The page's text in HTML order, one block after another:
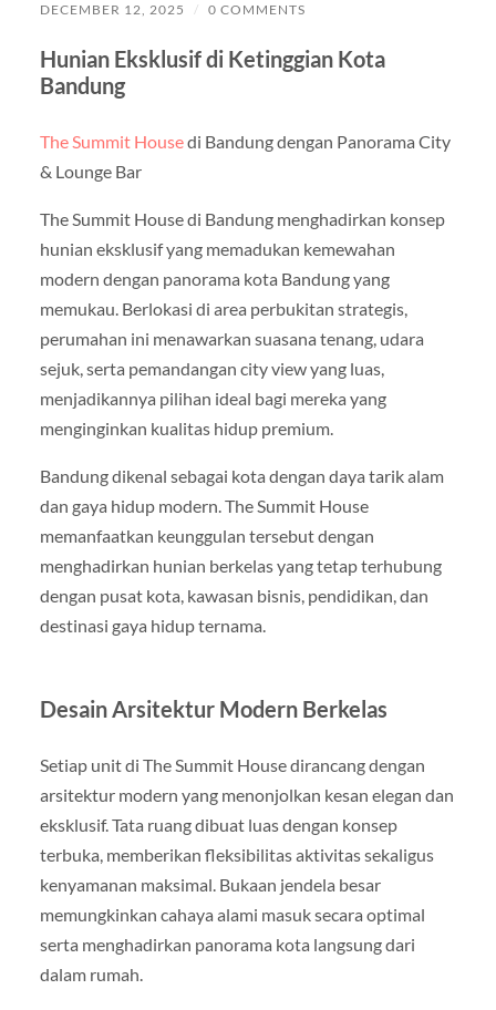
DECEMBER 12, 2025 / 0 COMMENTS
Hunian Eksklusif di Ketinggian Kota
Bandung
The Summit Housedi Bandung dengan Panorama City
& Lounge Bar
The Summit House di Bandung menghadirkan konsep
hunian eksklusif yang memadukan kemewahan
modern dengan panorama kota Bandung yang
memukau. Berlokasi di area perbukitan strategis,
perumahan ini menawarkan suasana tenang, udara
sejuk, serta pemandangan city view yang luas,
menjadikannya pilihan ideal bagi mereka yang
menginginkan kualitas hidup premium.
Bandung dikenal sebagai kota dengan daya tarik alam
dan gaya hidup modern. The Summit House
memanfaatkan keunggulan tersebut dengan
menghadirkan hunian berkelas yang tetap terhubung
dengan pusat kota, kawasan bisnis, pendidikan, dan
destinasi gaya hidup ternama.
Desain Arsitektur Modern Berkelas
Setiap unit di The Summit House dirancang dengan
arsitektur modern yang menonjolkan kesan elegan dan
eksklusif. Tata ruang dibuat luas dengan konsep
terbuka, memberikan fleksibilitas aktivitas sekaligus
kenyamanan maksimal. Bukaan jendela besar
memungkinkan cahaya alami masuk secara optimal
serta menghadirkan panorama kota langsung dari
dalam rumah.